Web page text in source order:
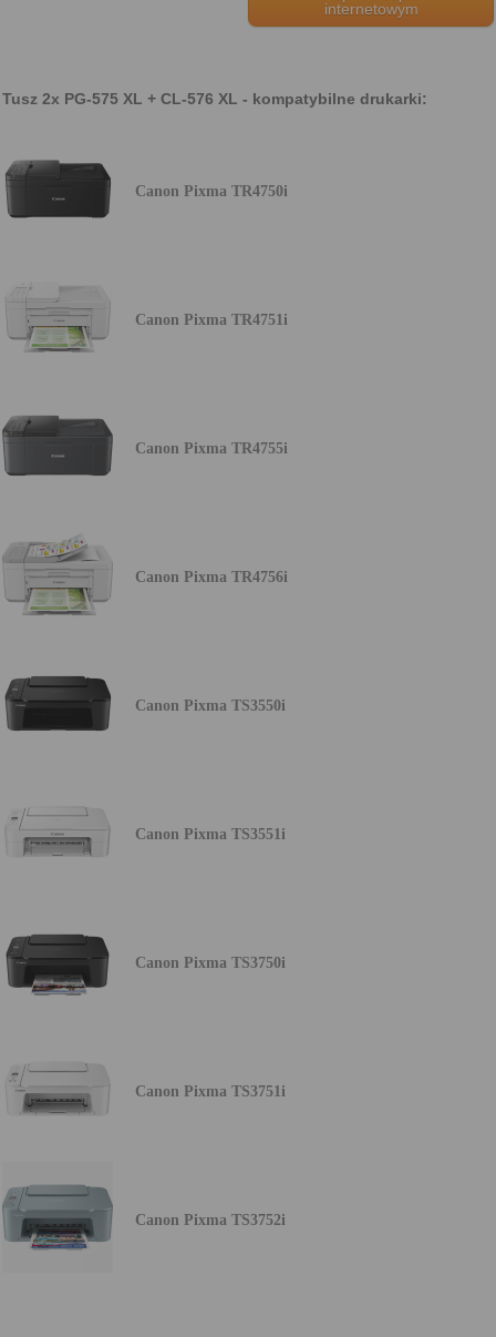
internetowym
Tusz 2x PG-575 XL + CL-576 XL - kompatybilne drukarki:
Canon Pixma TR4750i
Canon Pixma TR4751i
Canon Pixma TR4755i
Canon Pixma TR4756i
Canon Pixma TS3550i
Canon Pixma TS3551i
Canon Pixma TS3750i
Canon Pixma TS3751i
Canon Pixma TS3752i